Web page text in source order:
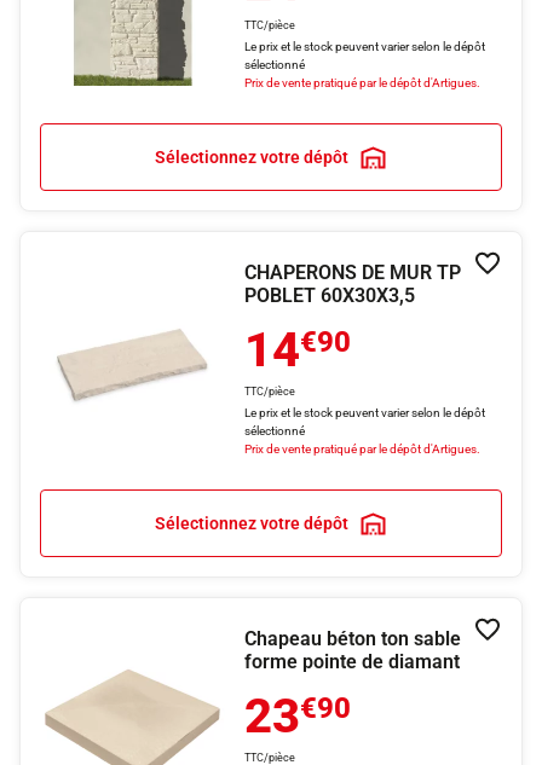
TTC/pièce
Le prix et le stock peuvent varier selon le dépôt
sélectionné
Prix de vente pratiqué par le dépôt d'Artigues.
Sélectionnez votre dépôt
CHAPERONS DE MUR TP
POBLET 60X30X3,5
14€90
TTC/pièce
Le prix et le stock peuvent varier selon le dépôt
sélectionné
Prix de vente pratiqué par le dépôt d'Artigues.
Sélectionnez votre dépôt
Chapeau béton ton sable
forme pointe de diamant
23€90
TTC/pièce